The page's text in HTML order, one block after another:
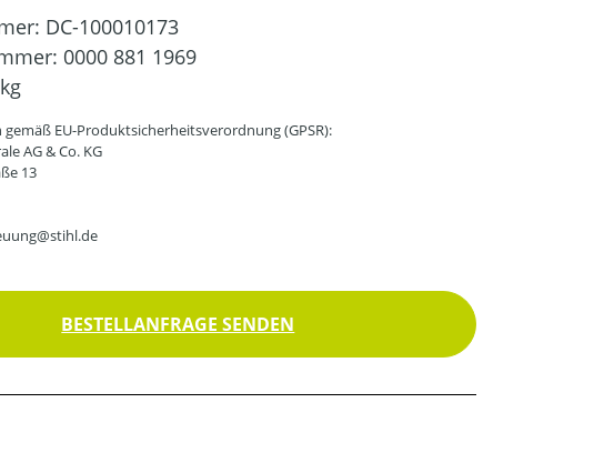
DC-100010173
0000 881 1969
EU-Produktsicherheitsverordnung (GPSR):
AG & Co. KG
13
BESTELLANFRAGE SENDEN